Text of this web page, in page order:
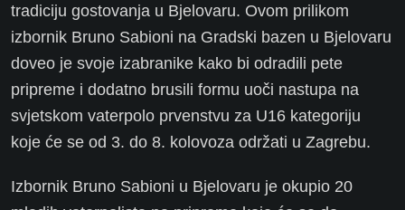
tradiciju gostovanja u Bjelovaru. Ovom prilikom
izbornik Bruno Sabioni na Gradski bazen u Bjelovaru
doveo je svoje izabranike kako bi odradili pete
pripreme i dodatno brusili formu uoči nastupa na
svjetskom vaterpolo prvenstvu za U16 kategoriju
koje će se od 3. do 8. kolovoza održati u Zagrebu.
Izbornik Bruno Sabioni u Bjelovaru je okupio 20